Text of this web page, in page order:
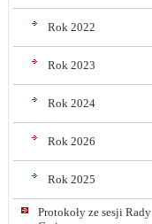
Rok 2022
Rok 2023
Rok 2024
Rok 2026
Rok 2025
Protokoły ze sesji Rady